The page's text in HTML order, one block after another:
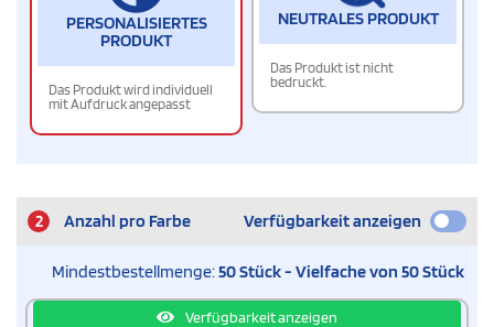
PERSONALISIERTES
PRODUKT
Das Produkt wird individuell
mit Aufdruck angepasst
NEUTRALES PRODUKT
Das Produkt ist nicht
bedruckt.
2 Anzahl pro Farbe Verfügbarkeit anzeigen
Mindestbestellmenge:50 Stück - Vielfache von 50 Stück
Verfügbarkeit anzeigen